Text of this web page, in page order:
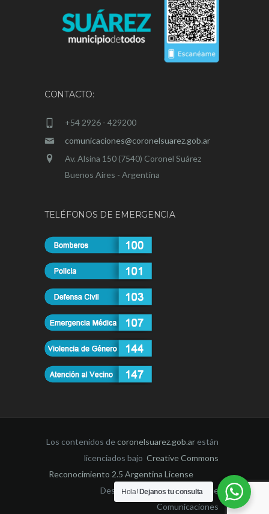
CONTACTO:
+54 2926 - 429200
comunicaciones@coronelsuarez.gob.ar
Av. Alsina 150 (7540) Coronel Suárez
Buenos Aires - Argentina
TELÉFONOS DE EMERGENCIA
Los contenidos decoronelsuarez.gob.ar están
licenciados bajo Creative Commons
Reconocimiento 2.5 Argentina License
Desarrollado por la Dirección de
Comunicaciones
Hola! Dejanos tu consulta